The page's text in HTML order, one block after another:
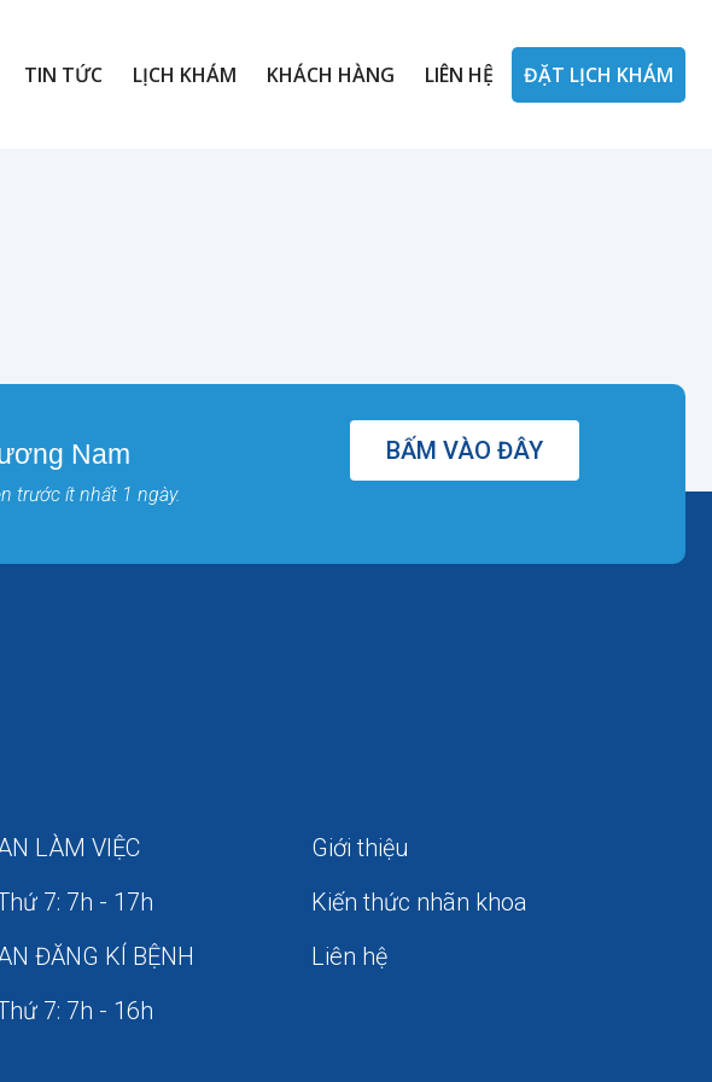
TIN TỨC LỊCH KHÁM KHÁCH HÀNG LIÊN HỆ ĐẶT LỊCH KHÁM
Nam
trước ít nhất 1 ngày.
BẤM VÀO ĐÂY
LÀM VIỆC
7: 7h - 17h
ĐĂNG KÍ BỆNH
7: 7h - 16h
Giới thiệu
Kiến thức nhãn khoa
Liên hệ